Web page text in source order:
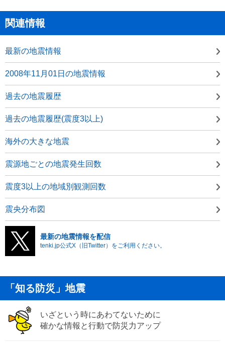
関連情報
最新の地震情報
2008年11月01日の地震情報
過去の地震履歴
過去の地震履歴(震度3以上)
海外の大きな地震
震源地ごとの地震発生回数
震度3以上の地域別観測回数
震央分布図
最新の地震情報を配信
tenki.jp公式X（旧Twitter）をご利用ください。
「知る防災」地震
いざという時にあわてないために
確かな情報と行動で防災力アップ